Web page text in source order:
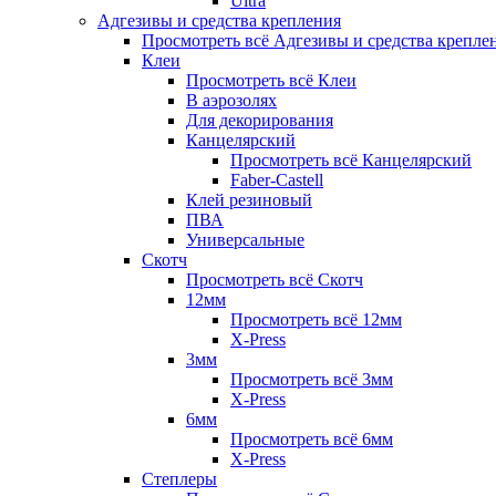
Адгезивы и средства крепления
Просмотреть всё Адгезивы и средства
Клеи
Просмотреть всё Клеи
В аэрозолях
Для декорирования
Канцелярский
Просмотреть всё Канцелярский
Faber-Castell
Клей резиновый
ПВА
Универсальные
Скотч
Просмотреть всё Скотч
12мм
Просмотреть всё 12мм
X-Press
3мм
Просмотреть всё 3мм
X-Press
6мм
Просмотреть всё 6мм
X-Press
Степлеры